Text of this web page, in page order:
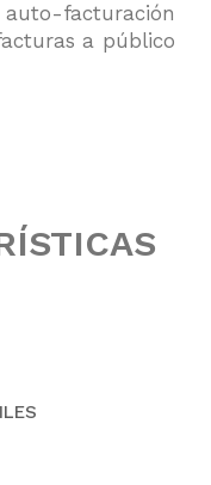
facturación
a público